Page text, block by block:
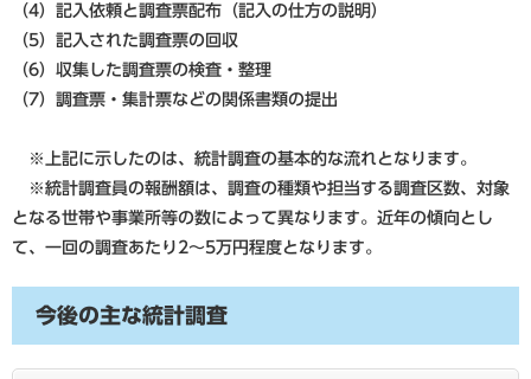
（4）記入依頼と調査票配布（記入の仕方の説明）
（5）記入された調査票の回収
（6）収集した調査票の検査・整理
（7）調査票・集計票などの関係書類の提出
※上記に示したのは、統計調査の基本的な流れとなります。
※統計調査員の報酬額は、調査の種類や担当する調査区数、対象
となる世帯や事業所等の数によって異なります。近年の傾向とし
て、一回の調査あたり2～5万円程度となります。
今後の主な統計調査